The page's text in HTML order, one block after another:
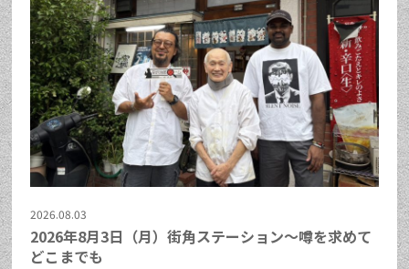
2026.08.03
2026年8月3日（月）街角ステーション～噂を求めて
どこまでも